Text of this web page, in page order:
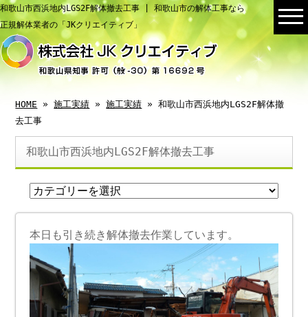
和歌山市西浜地内LGS2F解体撤去工事 | 和歌山市の解体工事なら
正規解体業者の「JKクリエイティブ」
HOME »施工実績 »施工実績 » 和歌山市西浜地内LGS2F解体撤
去工事
和歌山市西浜地内LGS2F解体撤去工事
本日も引き続き解体撤去作業しています。